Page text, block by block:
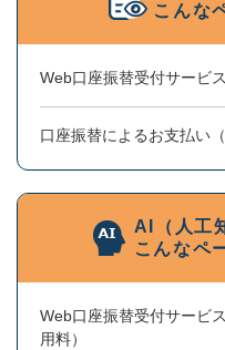
こんな
Web口座振替受付サービ
口座振替によるお支払い
AI（人工
こんなペ
Web口座振替受付サービ
用料）